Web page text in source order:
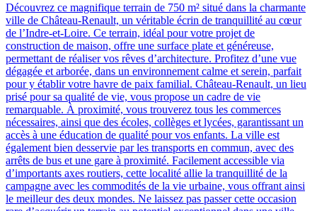
Découvrez ce magnifique terrain de 750 m² situé dans la charmante
ville de Château-Renault, un véritable écrin de tranquillité au cœur
de l’Indre-et-Loire. Ce terrain, idéal pour votre projet de
construction de maison, offre une surface plate et généreuse,
permettant de réaliser vos rêves d’architecture. Profitez d’une vue
dégagée et arborée, dans un environnement calme et serein, parfait
pour y établir votre havre de paix familial. Château-Renault, un lieu
prisé pour sa qualité de vie, vous propose un cadre de vie
remarquable. À proximité, vous trouverez tous les commerces
nécessaires, ainsi que des écoles, collèges et lycées, garantissant un
accès à une éducation de qualité pour vos enfants. La ville est
également bien desservie par les transports en commun, avec des
arrêts de bus et une gare à proximité. Facilement accessible via
d’importants axes routiers, cette localité allie la tranquillité de la
campagne avec les commodités de la vie urbaine, vous offrant ainsi
le meilleur des deux mondes. Ne laissez pas passer cette occasion